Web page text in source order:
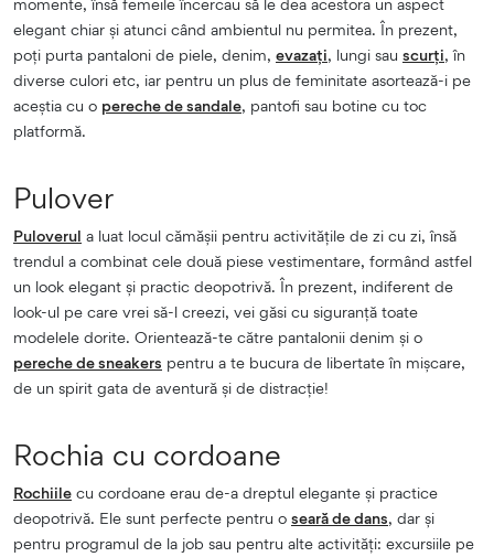
elegant chiar și atunci când ambientul nu permitea. În prezent,
poți purta pantaloni de piele, denim, evazați, lungi sau scurți, în
diverse culori etc, iar pentru un plus de feminitate asortează-i pe
aceștia cu o pereche de sandale, pantofi sau botine cu toc
platformă.
Pulover
Puloverul a luat locul cămășii pentru activitățile de zi cu zi, însă
trendul a combinat cele două piese vestimentare, formând astfel
un look elegant și practic deopotrivă. În prezent, indiferent de
look-ul pe care vrei să-l creezi, vei găsi cu siguranță toate
modelele dorite. Orientează-te către pantalonii denim și o
pereche de sneakers pentru a te bucura de libertate în mișcare,
de un spirit gata de aventură și de distracție!
Rochia cu cordoane
Rochiile cu cordoane erau de-a dreptul elegante și practice
deopotrivă. Ele sunt perfecte pentru o seară de dans, dar și
pentru programul de la job sau pentru alte activități: excursiile pe